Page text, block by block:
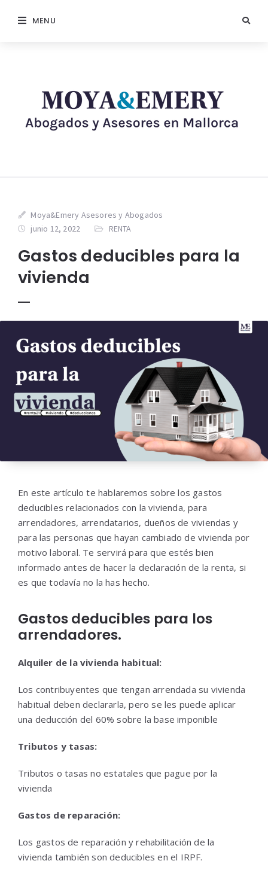
MENU
Moya&Emery Asesores y Abogados
junio 12, 2022
RENTA
Gastos deducibles para la
vivienda
En este artículo te hablaremos sobre los gastos
deducibles relacionados con la vivienda, para
arrendadores, arrendatarios, dueños de viviendas y
para las personas que hayan cambiado de vivienda por
motivo laboral. Te servirá para que estés bien
informado antes de hacer la declaración de la renta, si
es que todavía no la has hecho.
Gastos deducibles para los
arrendadores.
Alquiler de la vivienda habitual:
Los contribuyentes que tengan arrendada su vivienda
habitual deben declararla, pero se les puede aplicar
una deducción del 60% sobre la base imponible
Tributos y tasas:
Tributos o tasas no estatales que pague por la
vivienda
Gastos de reparación:
Los gastos de reparación y rehabilitación de la
vivienda también son deducibles en el IRPF.